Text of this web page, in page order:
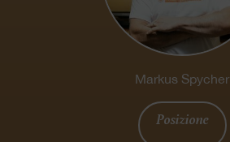
Markus Spycher
Posizione